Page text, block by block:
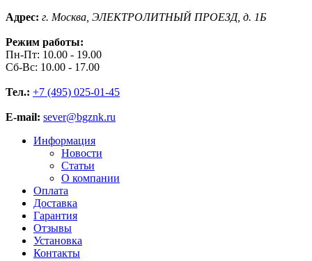
Адрес: г. Москва, ЭЛЕКТРОЛИТНЫЙ ПРОЕЗД, д. 1Б
Режим работы:
Пн-Пт: 10.00 - 19.00
Сб-Вс: 10.00 - 17.00
Тел.: +7 (495) 025-01-45
E-mail: sever@bgznk.ru
Информация
Новости
Статьи
О компании
Оплата
Доставка
Гарантия
Отзывы
Установка
Контакты